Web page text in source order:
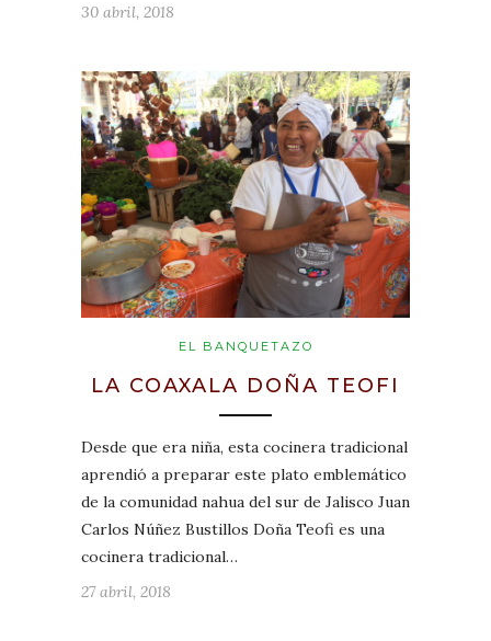
30 abril, 2018
EL BANQUETAZO
LA COAXALA DOÑA TEOFI
Desde que era niña, esta cocinera tradicional
aprendió a preparar este plato emblemático
de la comunidad nahua del sur de Jalisco Juan
Carlos Núñez Bustillos Doña Teofi es una
cocinera tradicional…
27 abril, 2018